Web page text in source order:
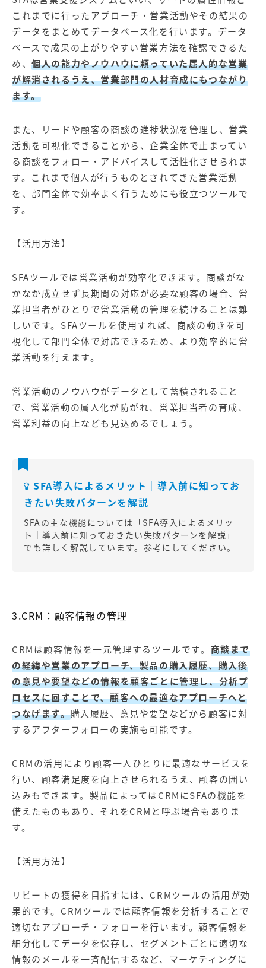
これまでに行ったアプローチ・営業活動やその結果の
データをまとめてデータベース化を行います。データ
ベースで成果の上がりやすい営業方法を確認できるた
め、個人の能力やノウハウに頼っていた属人的な営業
が解消されるうえ、営業部門の人材育成にもつながり
ます。
また、リードや顧客の商談の進捗状況を管理し、営業
活動を可視化できることから、企業全体で止まってい
る商談をフォロー・アドバイスして活性化させられま
す。これまで個人が行うものとされてきた営業活動
を、部門全体で効率よく行うためにも役立つツールで
す。
【活用方法】
SFAツールでは営業活動が効率化できます。商談がな
かなか成立せず長期間の対応が必要な顧客の場合、営
業担当者がひとりで営業活動の管理を続けることは難
しいです。SFAツールを使用すれば、商談の動きを可
視化して部門全体で対応できるため、より効率的に営
業活動を行えます。
営業活動のノウハウがデータとして蓄積されること
で、営業活動の属人化が防がれ、営業担当者の育成、
営業利益の向上なども見込めるでしょう。
SFA導入によるメリット｜導入前に知ってお
きたい失敗パターンを解説
SFAの主な機能については「SFA導入によるメリッ
ト｜導入前に知っておきたい失敗パターンを解説 」
でも詳しく解説しています。参考にしてください。
3.CRM：顧客情報の管理
CRMは顧客情報を一元管理するツールです。 商談まで
の経緯や営業のアプローチ、製品の購入履歴、購入後
の意見や要望などの情報を顧客ごとに管理し、分析プ
ロセスに回すことで、顧客への最適なアプローチへと
つなげます。購入履歴、意見や要望などから顧客に対
するアフターフォローの実施も可能です。
CRMの活用により顧客一人ひとりに最適なサービスを
行い、顧客満足度を向上させられるうえ、顧客の囲い
込みもできます。製品によってはCRMにSFAの機能を
備えたものもあり、それをCRMと呼ぶ場合もありま
す。
【活用方法】
リピートの獲得を目指すには、CRMツールの活用が効
果的です。CRMツールでは顧客情報を分析することで
適切なアプローチ・フォローを行います。顧客情報を
細分化してデータを保存し、セグメントごとに適切な
情報のメールを一斉配信するなど、マーケティングに